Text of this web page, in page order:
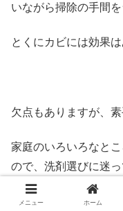
いながら掃除の手間
とくにカビには効果
欠点もありますが、
家庭のいろいろなと
ので、洗剤選びに迷
イブクリーンを候補
メニュー ホーム